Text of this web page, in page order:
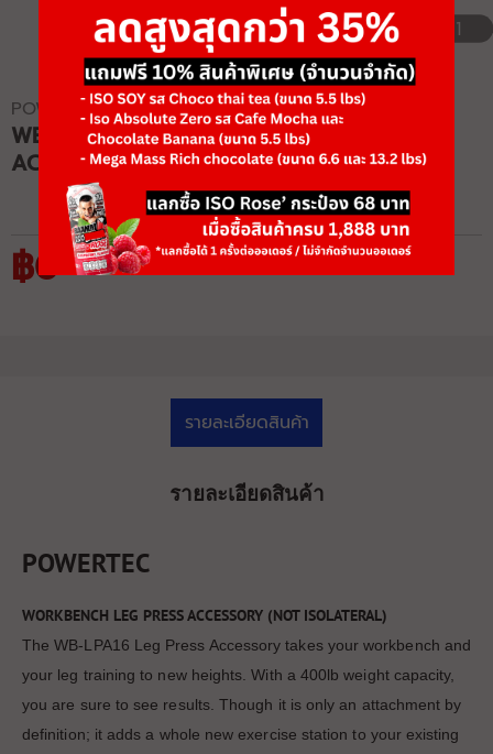
1/1
POWERTEC
WB-LPA16 WORKBENCH LEG PRESS
ACCESSORY
฿0
รายละเอียดสินค้า
รายละเอียดสินค้า
POWERTEC
WORKBENCH LEG PRESS ACCESSORY (NOT ISOLATERAL)
The WB-LPA16 Leg Press Accessory takes your workbench and
your leg training to new heights. With a 400lb weight capacity,
you are sure to see results. Though it is only an attachment by
definition; it adds a whole new exercise station to your existing